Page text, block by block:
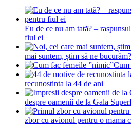
Eu de ce nu am tată? –
fiul ei
mai suntem, știm să ne bucurăm?
Cum
recunostinta la 44 de ani
despre oamenii de la Gala
zbor cu avionul pentru o mama